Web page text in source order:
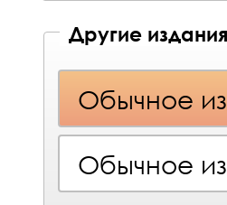
Другие
Обычное
Обычное